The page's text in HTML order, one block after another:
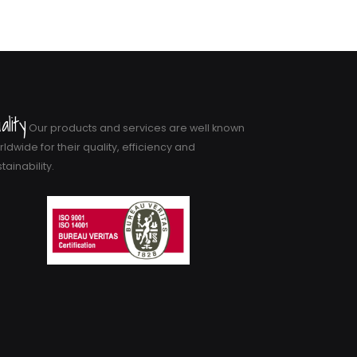
Our products and services are well known
for their quality, efficiency and